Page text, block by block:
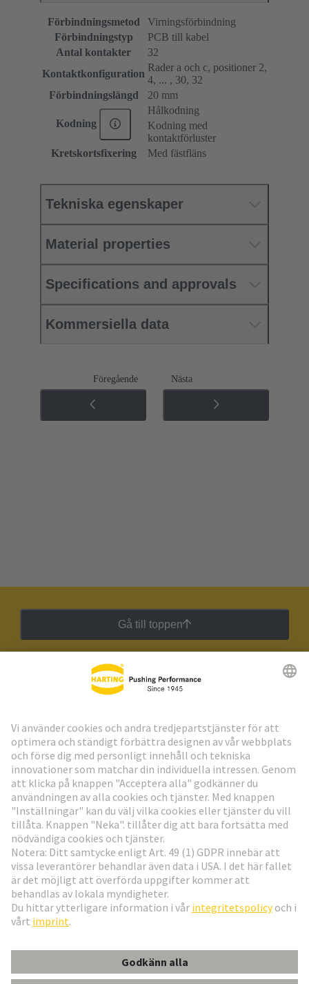
Förbindningsmetod
Virningsförbindning
Förbindningstyp
PCB till kabel
Antal kontakter
32
Kontaktkonfiguration
Rader a och c, positioner 2,
4, ... , 30, 32
Förbindningslängd
20 mm
Kodning
Hålkodning
Kodning med
kontaktförluster
Kretskortsfixering
Med fästfläns
Tekniska egenskaper
Material properties
Specifications and approvals
Kommersiella data
Föregående Nästa
Gå till toppen
HARTING:s nyhetsbrev
Gå till registrering
Social Media
Sverige
© Teknologi-koncernen HARTING